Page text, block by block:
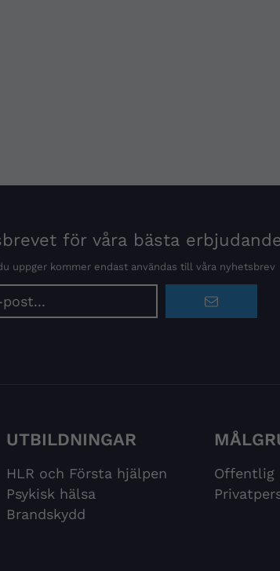
för våra bästa
uppger kommer endast användas till våra nyhetsbrev
postadress
UTBILDNINGAR
HLR och Första hjälpen
Psykisk hälsa
Brandskydd
Offentlig